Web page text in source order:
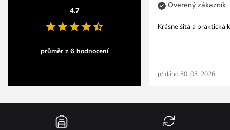
4.7
průměr z 6 hodnocení
Overený zákazník
Krásne šitá a praktická
přidáno 30. 03. 2026